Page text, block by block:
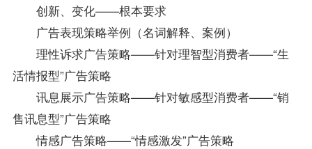
创新、变化——根本要求
广告表现策略举例（名词解释、案例）
理性诉求广告策略——针对理智型消费者——“生
活情报型”广告策略
讯息展示广告策略——针对敏感型消费者——“销
售讯息型”广告策略
情感广告策略——“情感激发”广告策略